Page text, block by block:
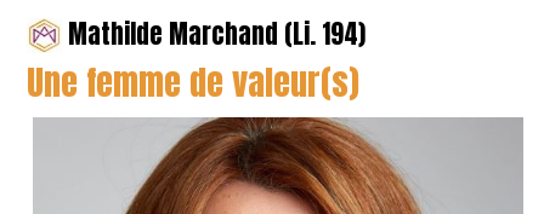
Mathilde Marchand (Li. 194)
Une femme de valeur(s)